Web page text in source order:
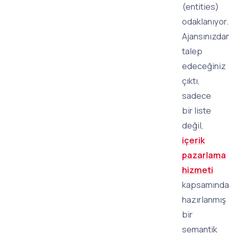
(entities)
odaklanıyor.
talep
edeceğiniz
çıktı,
sadece
bir liste
değil,
içerik
pazarlama
hizmeti
kapsamında
hazırlanmış
bir
semantik